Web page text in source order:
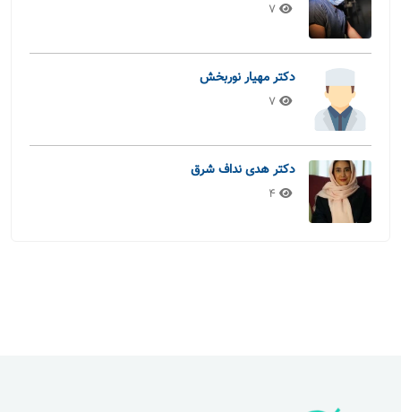
7
دکتر مهیار نوربخش
7
دکتر هدی نداف شرق
4